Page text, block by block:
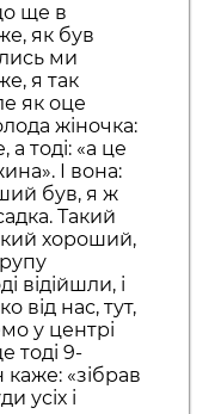
ще в
як був
ми
я так
як оце
жіночка:
а тоді: «а це
І вона:
був, я ж
Такий
хороший,
відійшли, і
від нас, тут,
у центрі
тоді 9-
«зібрав
усіх і